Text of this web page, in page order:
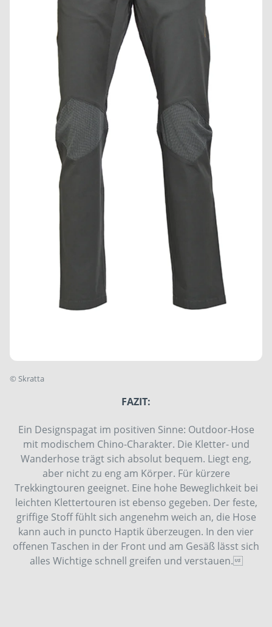
© Skratta
FAZIT:
Ein Designspagat im positiven Sinne: Outdoor-Hose
mit modischem Chino-Charakter. Die Kletter- und
Wanderhose trägt sich absolut bequem. Liegt eng,
aber nicht zu eng am Körper. Für kürzere
Trekkingtouren geeignet. Eine hohe Beweglichkeit bei
leichten Klettertouren ist ebenso gegeben. Der feste,
griffige Stoff fühlt sich angenehm weich an, die Hose
kann auch in puncto Haptik überzeugen. In den vier
offenen Taschen in der Front und am Gesäß lässt sich
alles Wichtige schnell greifen und verstauen.